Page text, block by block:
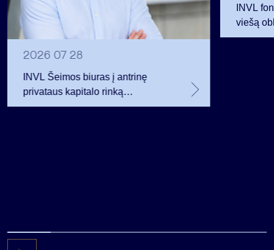
2026 07 28
INVL Šeimos biuras į antrinę
privataus kapitalo rinką
investuojantį fondą pritraukė 17,4
INVL
viešą
12 mln.